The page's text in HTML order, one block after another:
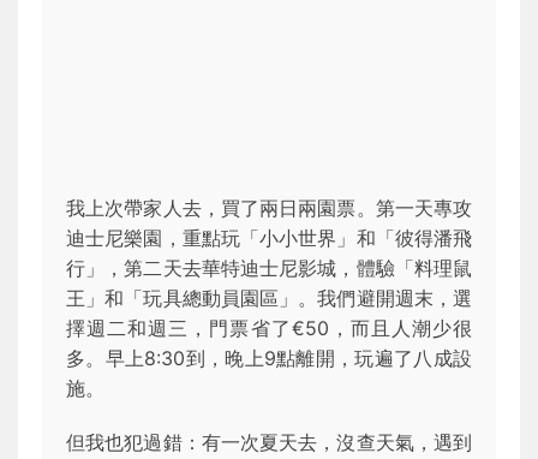
我上次帶家人去，買了兩日兩園票。第一天專攻
迪士尼樂園，重點玩「小小世界」和「彼得潘飛
行」，第二天去華特迪士尼影城，體驗「料理鼠
王」和「玩具總動員園區」。我們避開週末，選
擇週二和週三，門票省了€50，而且人潮少很
多。早上8:30到，晚上9點離開，玩遍了八成設
施。
但我也犯過錯：有一次夏天去，沒查天氣，遇到